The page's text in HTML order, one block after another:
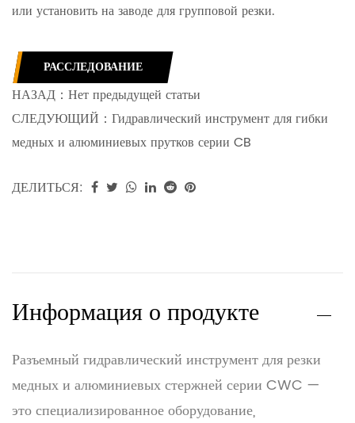
или установить на заводе для групповой резки.
РАССЛЕДОВАНИЕ
НАЗАД： Нет предыдущей статьи
СЛЕДУЮЩИЙ： Гидравлический инструмент для гибки
медных и алюминиевых прутков серии CB
ДЕЛИТЬСЯ:
Информация о продукте
Разъемный гидравлический инструмент для резки
медных и алюминиевых стержней серии CWC —
это специализированное оборудование,